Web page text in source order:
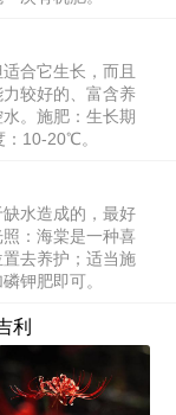
合它生长，而且
较好的、富含养
。施肥：生长期
：10-20℃。
水造成的，最好
：海棠是一种喜
去养护；适当施
钾肥即可。
利